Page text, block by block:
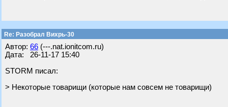
Re: Разобрал Вихрь-30
Автор: 66 (---.nat.ionitcom.ru)
Дата: 26-11-17 15:40
STORM писал:
> Некоторые товарищи (которые нам совсем не товарищи)